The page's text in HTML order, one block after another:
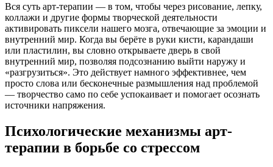
Вся суть арт-терапии — в том, чтобы через рисование, лепку,
коллажи и другие формы творческой деятельности
активировать пиксели нашего мозга, отвечающие за эмоции и
внутренний мир. Когда вы берёте в руки кисти, карандаши
или пластилин, вы словно открываете дверь в свой
внутренний мир, позволяя подсознанию выйти наружу и
«разгрузиться». Это действует намного эффективнее, чем
просто слова или бесконечные размышления над проблемой
— творчество само по себе успокаивает и помогает осознать
источники напряжения.
Психологические механизмы арт-
терапии в борьбе со стрессом